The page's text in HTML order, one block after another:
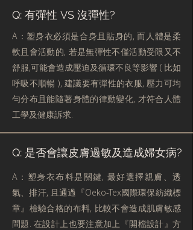
Q: 有彈性 VS 沒彈性?
A：塑身衣必須是合身且貼身的, 而人體是柔
軟且會活動的, 若是無彈性不僅活動受限又不
舒服,可能會造成壓迫及循環不良等影響 ( 比如
呼吸不順暢 ), 建議要有彈性的衣服, 壓力可均
勻分布且能隨著身體的律動變化, 才符合人體
工學及健康訴求.
Q: 是否會讓皮膚過敏及造成婦女病?
A：塑身衣布料是關鍵, 最好選擇親膚、透
氣、排汗, 且通過『Oeko-Tex國際環保紡織標
章』檢驗合格的布料, 比較不會造成肌膚敏感
問題. 在設計上也要注意加上『開檔設計』方